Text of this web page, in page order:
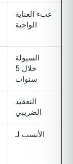
عبء العناية
الواجبة
السيولة
خلال 5
سنوات
التعقيد
الضريبي
الأنسب لـ